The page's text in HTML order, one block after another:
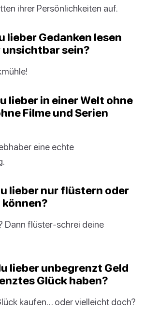
ihrer Persönlichkeiten auf.
lieber Gedanken lesen
unsichtbar sein?
lieber in einer Welt ohne
Filme und Serien
eine echte
lieber nur flüstern oder
Dann flüster-schrei deine
lieber unbegrenzt Geld
Glück haben?
kaufen… oder vielleicht doch?